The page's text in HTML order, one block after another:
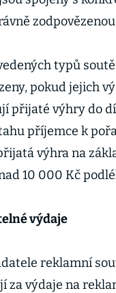
typů
pokud jejich
přijaté výhry do
příjemce k
výhra na
10 000 Kč
výdaje
reklamní
za výdaje na